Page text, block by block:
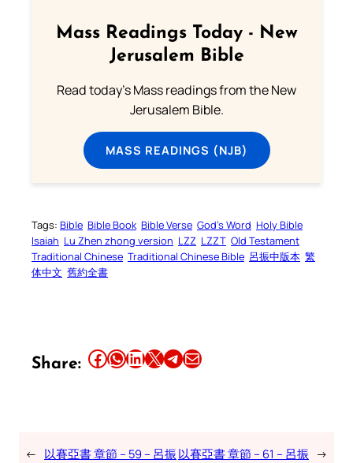
Mass Readings Today - New
Jerusalem Bible
Read today's Mass readings from the New
Jerusalem Bible.
MASS READINGS (NJB)
Tags: Bible Bible Book Bible Verse God’s Word Holy Bible
Isaiah Lu Zhen zhong version LZZ LZZT Old Testament
Traditional Chinese Traditional Chinese Bible 呂振中版本 繁
体中文 舊約全書
Share: Share this article on Facebook Share this article on WhatsApp Share this article on LinkedIn Share this article on X Share this article on TelegramEmail this Article
← 以賽亞書 章節 – 59 – 呂振 以賽亞書 章節 – 61 – 呂振 →